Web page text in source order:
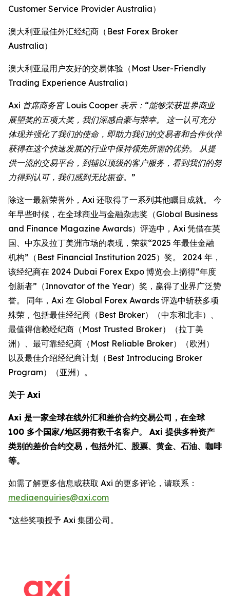
Customer Service Provider Australia）
澳大利亚最佳外汇经纪商（Best Forex Broker
Australia）
澳大利亚最用户友好的交易体验（Most User-Friendly
Trading Experience Australia）
Axi 首席商务官 Louis Cooper 表示：“能够荣获世界商业
展望奖的五项大奖，我们深感自豪与荣幸。 这一认可充分
体现并强化了我们的使命，即助力我们的交易者和合作伙伴
获得在这个快速发展的行业中保持领先所需的优势。 从提
供一流的交易平台，到辅以顶级的客户服务，看到我们的努
力得到认可，我们感到无比振奋。”
除这一最新荣誉外，Axi 还取得了一系列其他瞩目成就。 今
年早些时候，在全球商业与金融杂志奖（Global Business
and Finance Magazine Awards）评选中，Axi 凭借在英
国、中东及拉丁美洲市场的表现，荣获“2025 年最佳金融
机构”（Best Financial Institution 2025）奖。 2024 年，
该经纪商在 2024 Dubai Forex Expo 博览会上摘得“年度
创新者”（Innovator of the Year）奖，赢得了业界广泛赞
誉。 同年，Axi 在 Global Forex Awards 评选中斩获多项
殊荣，包括最佳经纪商（Best Broker）（中东和北非）、
最值得信赖经纪商（Most Trusted Broker）（拉丁美
洲）、最可靠经纪商（Most Reliable Broker）（欧洲）
以及最佳介绍经纪商计划（Best Introducing Broker
Program）（亚洲）。
关于 Axi
Axi 是一家全球在线外汇和差价合约交易公司，在全球
100 多个国家/地区拥有数千名客户。 Axi 提供多种资产
类别的差价合约交易，包括外汇、股票、黄金、石油、咖啡
等。
如需了解更多信息或获取 Axi 的更多评论，请联系：
mediaenquiries@axi.com
*这些奖项授予 Axi 集团公司。